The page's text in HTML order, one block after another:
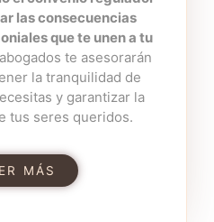
las consecuencias
que te unen a tu
te asesorarán
la tranquilidad de
y garantizar la
tus seres queridos.
MÁS
regimos por la
siempre
y la felicidad de
y uno de
tus dudas.